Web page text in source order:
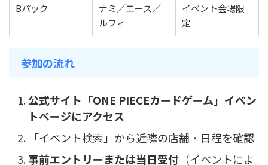
Bパック
ナミ／エース／
ルフィ
イベント会場限
定
参加の流れ
公式サイト「ONE PIECEカードゲーム」イベン
トページにアクセス
「イベント検索」から近隣の店舗・日程を確認
事前エントリーまたは当日受付 （イベントによ